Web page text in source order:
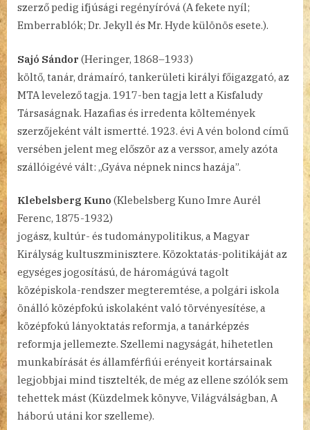
szerző pedig ifjúsági regényíróvá (A fekete nyíl;
Emberrablók; Dr. Jekyll és Mr. Hyde különös esete.).
Sajó Sándor (Heringer, 1868–1933)
költő, tanár, drámaíró, tankerületi királyi főigazgató, az
MTA levelező tagja. 1917-ben tagja lett a Kisfaludy
Társaságnak. Hazafias és irredenta költemények
szerzőjeként vált ismertté. 1923. évi A vén bolond című
versében jelent meg először az a verssor, amely azóta
szállóigévé vált: „Gyáva népnek nincs hazája”.
Klebelsberg Kuno (Klebelsberg Kuno Imre Aurél
Ferenc, 1875-1932)
jogász, kultúr- és tudománypolitikus, a Magyar
Királyság kultuszminisztere. Közoktatás-politikáját az
egységes jogosítású, de háromágúvá tagolt
középiskola-rendszer megteremtése, a polgári iskola
önálló középfokú iskolaként való törvényesítése, a
középfokú lányoktatás reformja, a tanárképzés
reformja jellemezte. Szellemi nagyságát, hihetetlen
munkabírását és államférfiúi erényeit kortársainak
legjobbjai mind tisztelték, de még az ellene szólók sem
tehettek mást (Küzdelmek könyve, Világválságban, A
háború utáni kor szelleme).